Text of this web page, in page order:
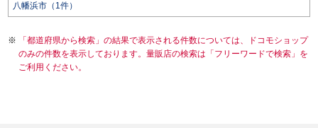
八幡浜市（1件）
「都道府県から検索」の結果で表示される件数については、ドコモショップ
のみの件数を表示しております。量販店の検索は「フリーワードで検索」を
ご利用ください。